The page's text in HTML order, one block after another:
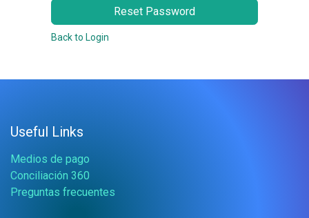
Reset Password
Back to Login
Useful Links
Medios de pago
Conciliación 360
Preguntas frecuentes